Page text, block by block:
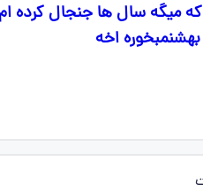
میگه سال ها جنجال کرده
اخه